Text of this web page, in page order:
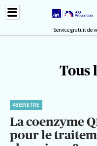
Service gratuit de
Tous
#BIENETRE
La coenzyme
pour le